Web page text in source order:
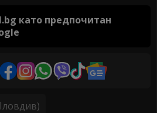
като предпочитан